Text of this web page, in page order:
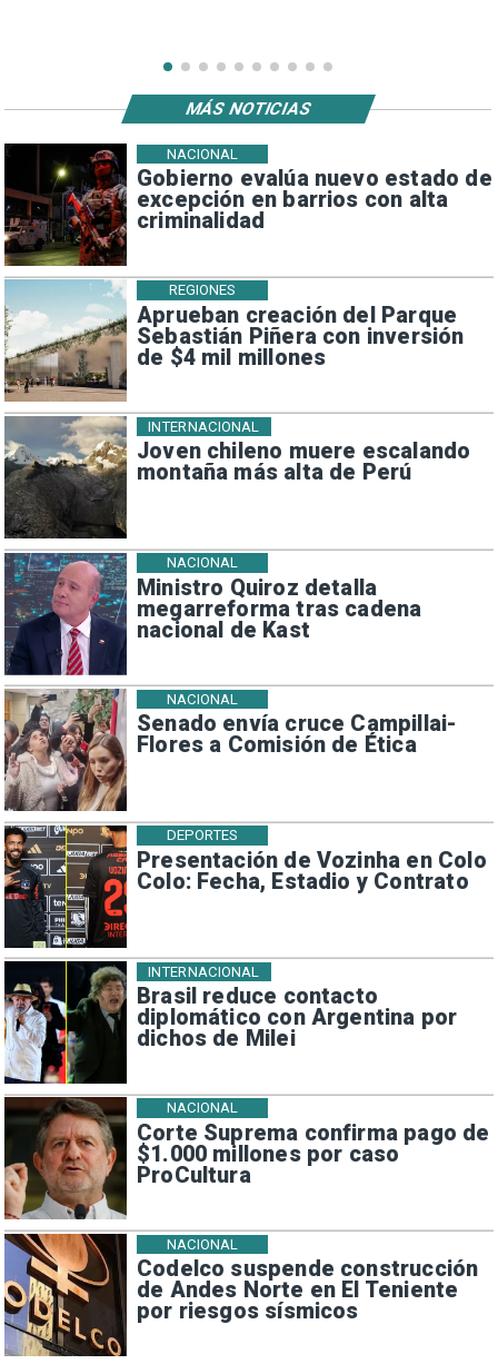
Gobierno evalúa nuevo estado de
excepción en barrios con alta
criminalidad
NACIONAL
Aprueban creación del Parque
Sebastián Piñera con inversión
de $4 mil millones
REGIONES
Joven chileno muere escalando
montaña más alta de Perú
INTERNACIONAL
Ministro Quiroz detalla
megarreforma tras cadena
nacional de Kast
NACIONAL
Senado envía cruce Campillai-
Flores a Comisión de Ética
NACIONAL
Presentación de Vozinha en Colo
Colo: Fecha, Estadio y Contrato
DEPORTES
Brasil reduce contacto
diplomático con Argentina por
dichos de Milei
INTERNACIONAL
Corte Suprema confirma pago de
$1.000 millones por caso
ProCultura
NACIONAL
Codelco suspende construcción
de Andes Norte en El Teniente
por riesgos sísmicos
NACIONAL
MÁS NOTICIAS